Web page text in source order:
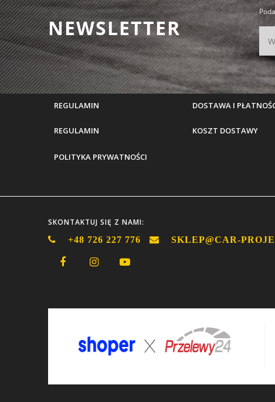
NEWSLETTER
REGULAMIN
REGULAMIN
POLITYKA PRYWATNOŚCI
DOSTAWA I
KOSZT DOSTAWY
SKONTAKTUJ SIĘ Z NAMI:
+48 726 227 776 SKLEP@CAR-